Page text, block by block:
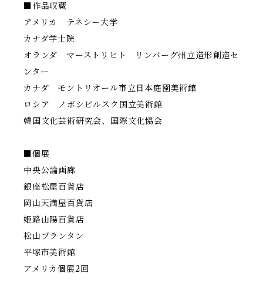
■作品収蔵
アメリカ テネシー大学
カナダ学士院
オランダ マーストリヒト リンバーグ州立造形創造セ
ンター
カナダ モントリオール市立日本庭園美術館
ロシア ノボシビルスク国立美術館
韓国文化芸術研究会、国際文化協会
■個展
中央公論画廊
銀座松屋百貨店
岡山天満屋百貨店
姫路山陽百貨店
松山プランタン
平塚市美術館
アメリカ個展2回